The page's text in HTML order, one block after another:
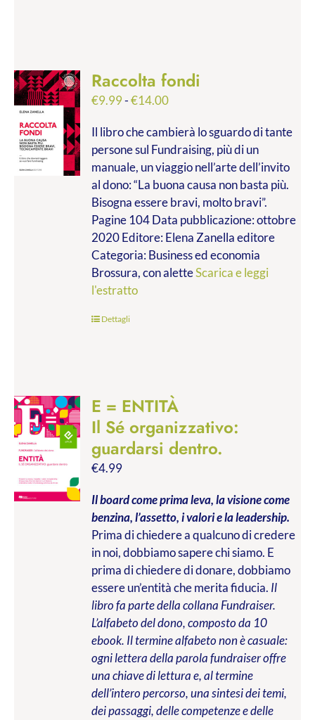
Raccolta fondi
€9.99-€14.00Fascia
prezzo:
da
€9.99
a
€14.00
Il libro che cambierà lo sguardo di tante
persone sul Fundraising, più di un
manuale, un viaggio nell’arte dell’invito
al dono: “La buona causa non basta più.
Bisogna essere bravi, molto bravi”.
Pagine 104 Data pubblicazione: ottobre
2020 Editore: Elena Zanella editore
Categoria: Business ed economia
Brossura, con aletteScarica e leggi
l'estratto
Dettagli
E = ENTITÀ
Il Sé organizzativo:
guardarsi dentro.
€4.99
Il board come prima leva, la visione come
benzina, l’assetto, i valori e la leadership.
Prima di chiedere a qualcuno di credere
in noi, dobbiamo sapere chi siamo. E
prima di chiedere di donare, dobbiamo
essere un’entità che merita fiducia. Il
libro fa parte della collana Fundraiser.
L’alfabeto del dono, composto da 10
ebook. Il termine alfabeto non è casuale:
ogni lettera della parola fundraiser offre
una chiave di lettura e, al termine
dell’intero percorso, una sintesi dei temi,
dei passaggi, delle competenze e delle